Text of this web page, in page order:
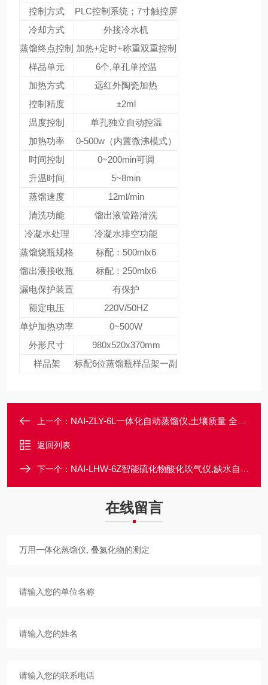
控制方式
PLC控制系统；7寸触控屏
冷却方式
外接冷水机
蒸馏终点控制 加热+定时+称重双重控制
样品单元
6个,单孔单控温
加热方式
远红外陶瓷加热
控制精度
±2ml
温度控制
单孔独立自动控温
加热功率
0-500w（内置微沸模式）
时间控制
0~200min可调
升温时间
5~8min
蒸馏速度
12ml/min
清洗功能
馏出液管路清洗
冷凝水处理
冷凝水排空功能
蒸馏烧瓶规格
标配：500mlx6
馏出液接收瓶
标配：250mlx6
漏电保护装置
有保护
额定电压
220V/50HZ
单炉加热功率
0~500W
外形尺寸
980x520x370mm
样品架
标配6位蒸馏瓶样品架一副
上一个： NAI-ZLY-6L一体化自动蒸馏仪,土壤质量 全氮的测定
返回列表
下一个： NAI-LHW-6Z智能硫化物酸化吹气仪,缺水自动补水
在线留言